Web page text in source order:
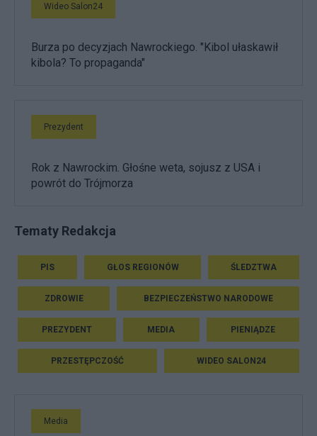
Wideo Salon24
Burza po decyzjach Nawrockiego. "Kibol ułaskawił
kibola? To propaganda"
Prezydent
Rok z Nawrockim. Głośne weta, sojusz z USA i
powrót do Trójmorza
Tematy Redakcja
PIS GŁOS REGIONÓW ŚLEDZTWA
ZDROWIE BEZPIECZEŃSTWO NARODOWE
PREZYDENT MEDIA PIENIĄDZE
PRZESTĘPCZOŚĆ WIDEO SALON24
Media